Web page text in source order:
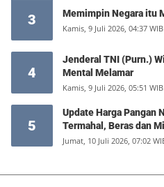
3 Memimpin Negara itu
Kamis, 9 Juli 2026, 04:37 WIB
4
Jenderal TNI (Purn.)
Mental Melamar
Kamis, 9 Juli 2026, 05:51 WIB
5
Update Harga Pangan
Termahal, Beras dan
Jumat, 10 Juli 2026, 07:02